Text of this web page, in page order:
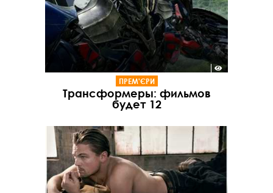
ПРЕМ'ЄРИ
Трансформеры: фильмов
будет 12